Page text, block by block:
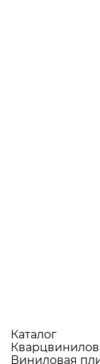
Каталог
Виниловая